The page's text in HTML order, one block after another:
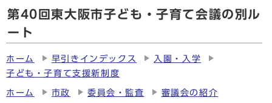
第40回東大阪市子ども・子育て会議の別ル
ート
ホーム 早引きインデックス
入園・入学
子ども・子育て支援新制度
ホーム 市政 委員会・監査 審議会の紹介